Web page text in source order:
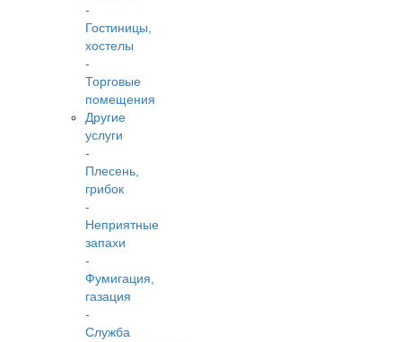
-
Гостиницы,
хостелы
-
Торговые
помещения
Другие
услуги
-
Плесень,
грибок
-
Неприятные
запахи
-
Фумигация,
газация
-
Служба